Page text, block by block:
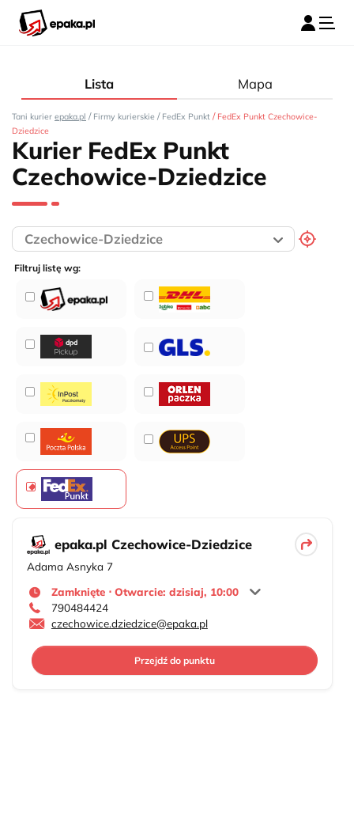
Lista Mapa
Tani kurier epaka.pl / Firmy kurierskie / FedEx Punkt / FedEx Punkt Czechowice-
Dziedzice
Kurier FedEx Punkt
Czechowice-Dziedzice
Filtruj listę wg:
epaka.pl Czechowice-Dziedzice
Adama Asnyka 7
Zamknięte ⋅ Otwarcie: dzisiaj, 10:00
790484424
czechowice.dziedzice@epaka.pl
Przejdź do punktu